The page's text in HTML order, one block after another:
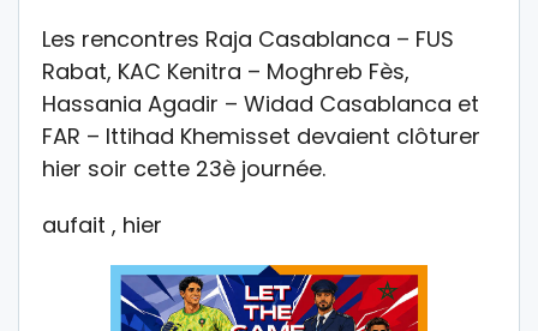
Les rencontres Raja Casablanca – FUS
Rabat, KAC Kenitra – Moghreb Fès,
Hassania Agadir – Widad Casablanca et
FAR – Ittihad Khemisset devaient clôturer
hier soir cette 23è journée.
aufait , hier